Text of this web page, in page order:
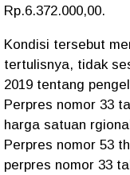
Rp.6.372.000,00.
Kondisi tersebut
tertulisnya, tidak
2019 tentang
Perpres nomor 33
harga satuan
Perpres nomor 53
perpres nomor 33